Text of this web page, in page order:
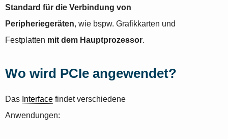
Standard für die Verbindung von
Peripheriegeräten, wie bspw. Grafikkarten und
Festplatten mit dem Hauptprozessor.
Wo wird PCIe angewendet?
Das Interface findet verschiedene
Anwendungen: